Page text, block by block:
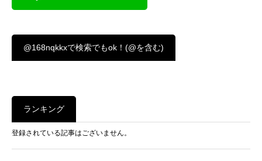
@168nqkkxで検索でもok！(@を含む)
ランキング
登録されている記事はございません。